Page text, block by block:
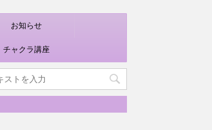
お知らせ
チャクラ講座